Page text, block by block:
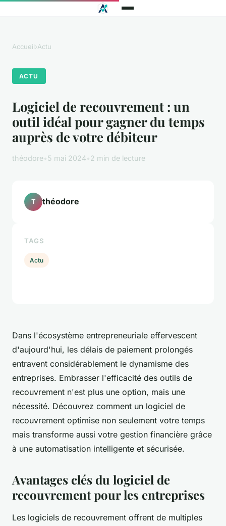
Accueil›Actu
ACTU
Logiciel de recouvrement : un
outil idéal pour gagner du temps
auprès de votre débiteur
théodore•5 mai 2024•2 min de lecture
Dans l'écosystème entrepreneuriale effervescent
d'aujourd'hui, les délais de paiement prolongés
entravent considérablement le dynamisme des
entreprises. Embrasser l'efficacité des outils de
recouvrement n'est plus une option, mais une
nécessité. Découvrez comment un logiciel de
recouvrement optimise non seulement votre temps
mais transforme aussi votre gestion financière grâce
à une automatisation intelligente et sécurisée.
Avantages clés du logiciel de
recouvrement pour les entreprises
Les logiciels de recouvrement offrent de multiples
T théodore
TAGS
Actu